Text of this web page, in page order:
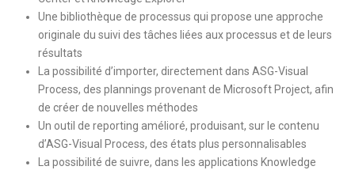
Une bibliothèque de processus qui propose une approche
originale du suivi des tâches liées aux processus et de leurs
résultats
La possibilité d’importer, directement dans ASG-Visual
Process, des plannings provenant de Microsoft Project, afin
de créer de nouvelles méthodes
Un outil de reporting amélioré, produisant, sur le contenu
d’ASG-Visual Process, des états plus personnalisables
La possibilité de suivre, dans les applications Knowledge